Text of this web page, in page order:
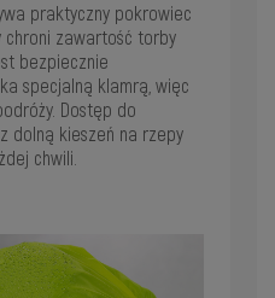
praktyczny pokrowiec
chroni zawartość torby
bezpiecznie
specjalną klamrą, więc
Dostęp do
dolną kieszeń na rzepy
chwili.